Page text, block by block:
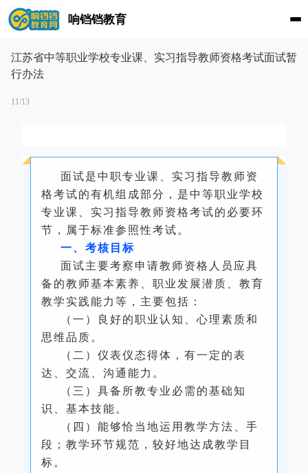
响铛铛教育
江苏省中等职业学校专业课、实习指导教师资格考试面试暂
行办法
11/13
面试是中职专业课、实习指导教师资
格考试的有机组成部分，是中等职业学校
专业课、实习指导教师资格考试的必要环
节，属于标准参照性考试。
一、考核目标
面试主要考察申请教师资格人员应具
备的教师基本素养、职业发展潜质、教育
教学实践能力等，主要包括：
（一）良好的职业认知、心理素质和
思维品质。
（二）仪表仪态得体，有一定的表
达、交流、沟通能力。
（三）具备所教专业必需的基础知
识、基本技能。
（四）能够恰当地运用教学方法、手
段；教学环节规范，较好地达成教学目
标。